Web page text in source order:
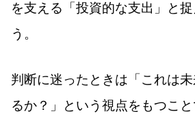
を支える「投資的な支出」と
う。
判断に迷ったときは「これは
るか？」という視点をもつこ